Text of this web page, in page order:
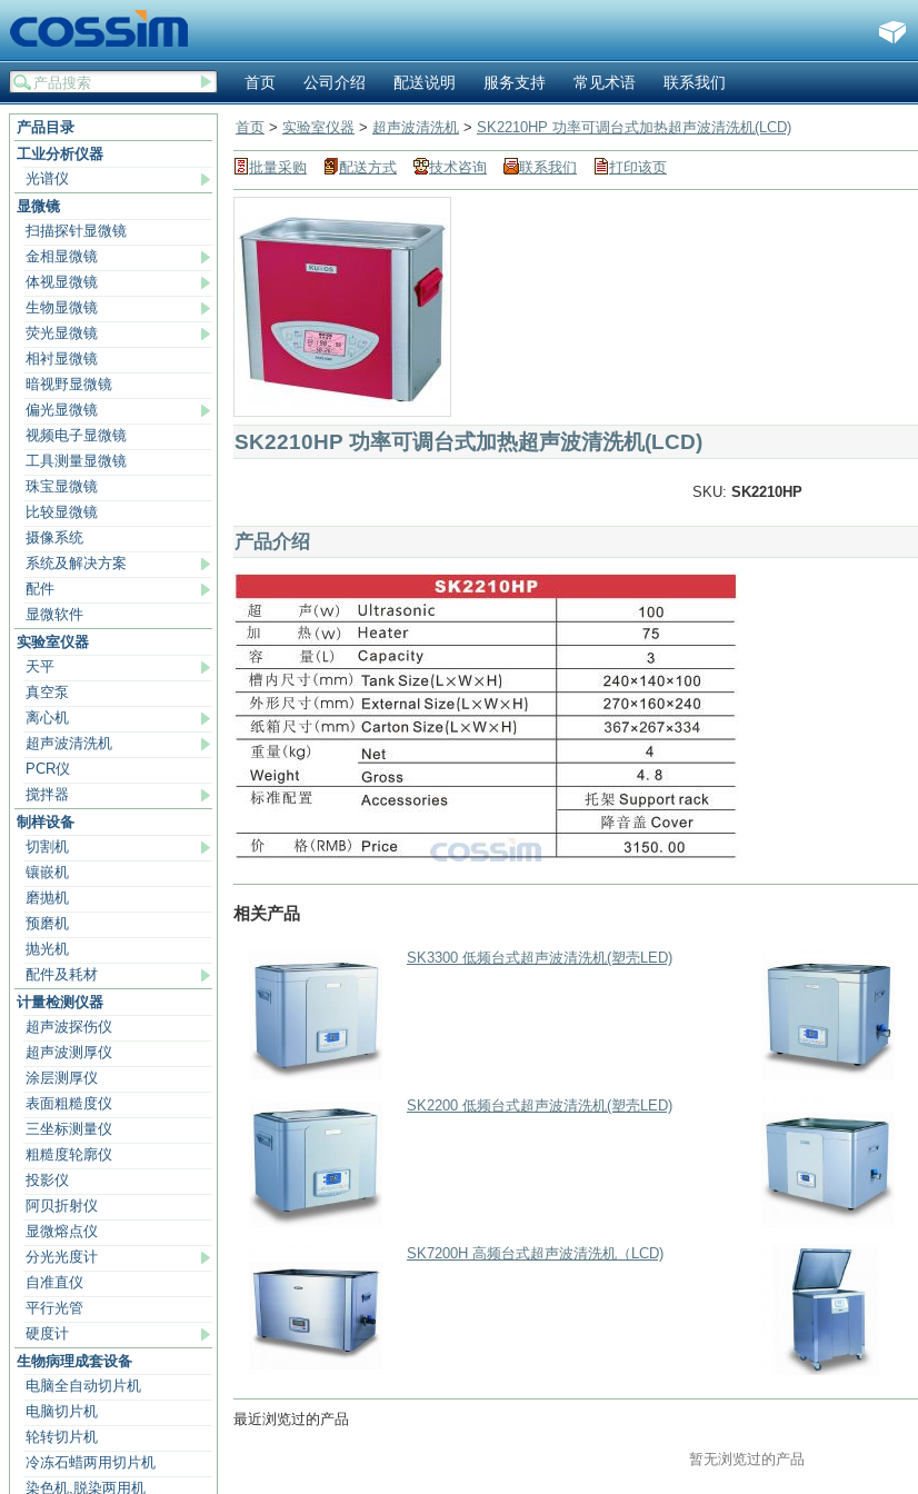
首页 公司介绍 配送说明 服务支持 常见术语 联系我们
产品目录
工业分析仪器
光谱仪
显微镜
扫描探针显微镜
金相显微镜
体视显微镜
生物显微镜
荧光显微镜
相衬显微镜
暗视野显微镜
偏光显微镜
视频电子显微镜
工具测量显微镜
珠宝显微镜
比较显微镜
摄像系统
系统及解决方案
配件
显微软件
实验室仪器
天平
真空泵
离心机
超声波清洗机
PCR仪
搅拌器
制样设备
切割机
镶嵌机
磨抛机
预磨机
抛光机
配件及耗材
计量检测仪器
超声波探伤仪
超声波测厚仪
涂层测厚仪
表面粗糙度仪
三坐标测量仪
粗糙度轮廓仪
投影仪
阿贝折射仪
显微熔点仪
分光光度计
自准直仪
平行光管
硬度计
生物病理成套设备
电脑全自动切片机
电脑切片机
轮转切片机
冷冻石蜡两用切片机
染色机,脱染两用机
首页 > 实验室仪器 > 超声波清洗机 > SK2210HP 功率可调台式加热超声波清洗机(LCD)
批量采购 配送方式 技术咨询 联系我们 打印该页
SK2210HP 功率可调台式加热超声波清洗机(LCD)
SKU: SK2210HP
产品介绍
相关产品
SK3300 低频台式超声波清洗机(塑壳LED)
SK2200 低频台式超声波清洗机(塑壳LED)
SK7200H 高频台式超声波清洗机（LCD)
最近浏览过的产品
暂无浏览过的产品